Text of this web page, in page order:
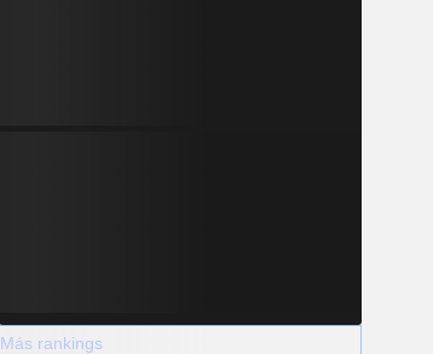
Más rankings